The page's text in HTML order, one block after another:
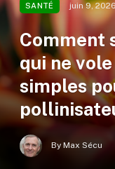
SANTÉ juin 9, 2026
Comment
qui ne
simples
By Max Sécu